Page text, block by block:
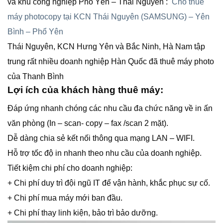
và khu công nghiệp Phổ Yên – Thái Nguyên : Cho thuê
máy photocopy tại KCN Thái Nguyên (SAMSUNG) – Yên
Bình – Phổ Yên
Thái Nguyên, KCN Hưng Yên và Bắc Ninh, Hà Nam tập
trung rất nhiều doanh nghiệp Hàn Quốc đã thuê máy photo
của Thanh Bình
Lợi ích của khách hàng thuê máy:
Đáp ứng nhanh chóng các nhu cầu đa chức năng về in ấn
văn phòng (In – scan- copy – fax /scan 2 mặt).
Dễ dàng chia sẻ kết nối thông qua mạng LAN – WIFI.
Hỗ trợ tốc độ in nhanh theo nhu cầu của doanh nghiệp.
Tiết kiệm chi phí cho doanh nghiệp:
+ Chi phí duy trì đội ngũ IT để vận hành, khắc phục sự cố.
+ Chi phí mua máy mới ban đầu.
+ Chi phí thay linh kiện, bảo trì bảo dưỡng.